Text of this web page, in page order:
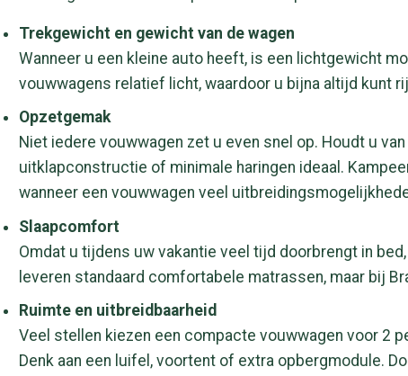
Trekgewicht en gewicht van de wagen
Wanneer u een kleine auto heeft, is een lichtgewicht
vouwwagens relatief licht, waardoor u bijna altijd kunt
Opzetgemak
Niet iedere vouwwagen zet u even snel op. Houdt u
uitklapconstructie of minimale haringen ideaal.
wanneer een vouwwagen veel
Slaapcomfort
Omdat u tijdens uw vakantie veel tijd doorbrengt in
leveren standaard comfortabele matrassen, maar bij
Ruimte en uitbreidbaarheid
Veel stellen kiezen een compacte vouwwagen voor 2
Denk aan een luifel, voortent of extra opbergmodule.